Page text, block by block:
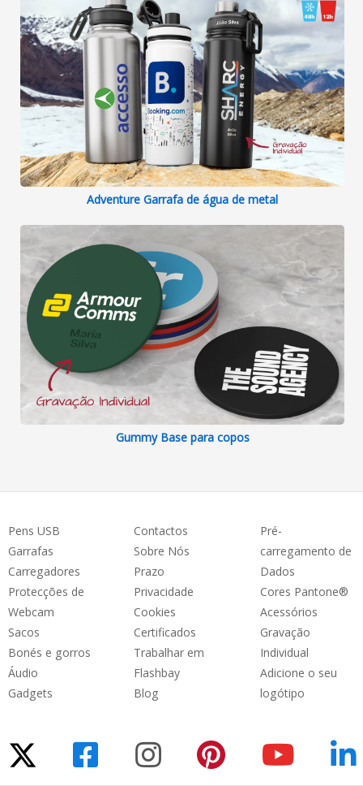
Adventure Garrafa de água de metal
Gummy Base para copos
Pens USB
Garrafas
Carregadores
Protecções de
Webcam
Sacos
Bonés e gorros
Áudio
Gadgets
Contactos
Sobre Nós
Prazo
Privacidade
Cookies
Certificados
Trabalhar em
Flashbay
Blog
Pré-
carregamento de
Dados
Cores Pantone®
Acessórios
Gravação
Individual
Adicione o seu
logótipo